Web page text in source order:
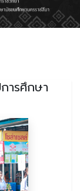
ารศึกษา